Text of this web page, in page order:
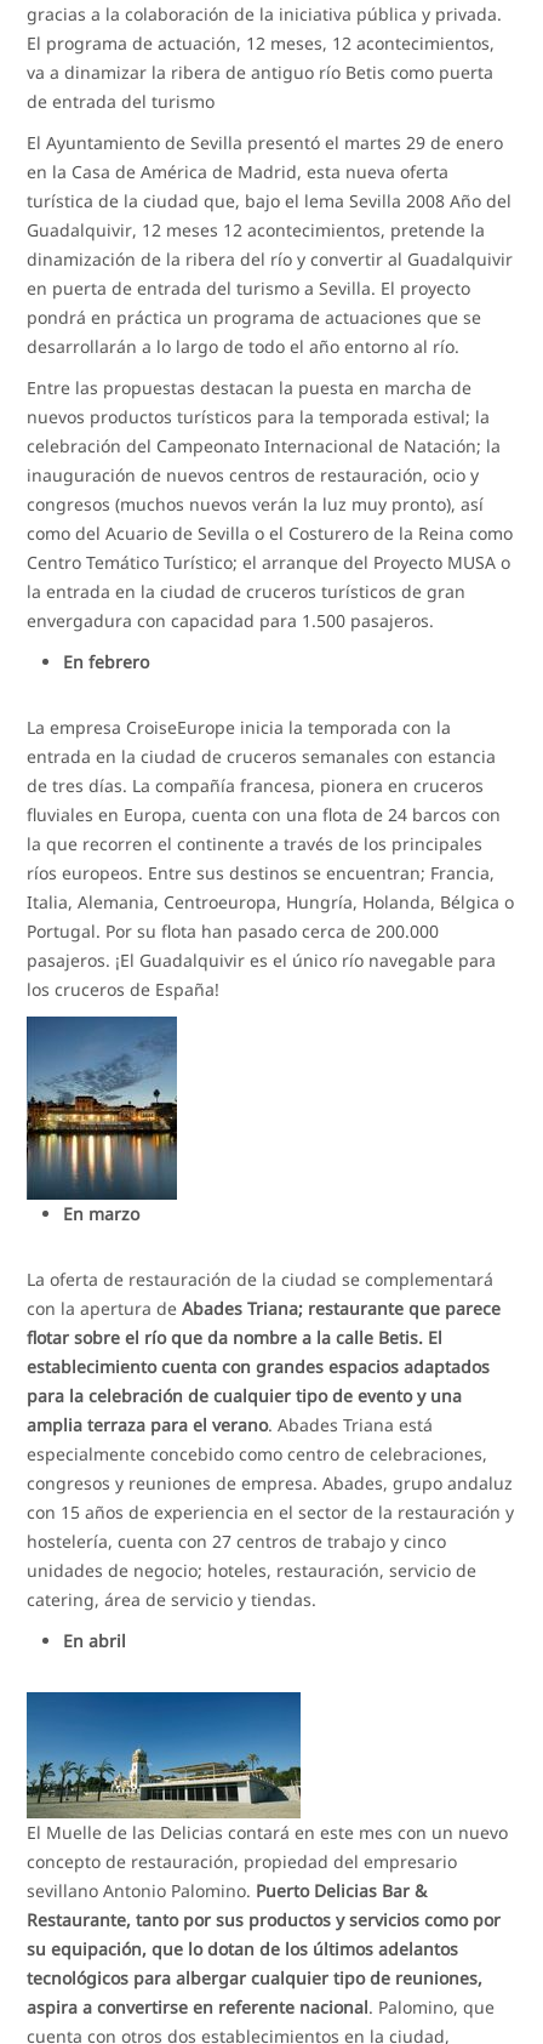
gracias a la colaboración de la iniciativa pública y privada.
El programa de actuación, 12 meses, 12 acontecimientos,
va a dinamizar la ribera de antiguo río Betis como puerta
de entrada del turismo
El Ayuntamiento de Sevilla presentó el martes 29 de enero
en la Casa de América de Madrid, esta nueva oferta
turística de la ciudad que, bajo el lema Sevilla 2008 Año del
Guadalquivir, 12 meses 12 acontecimientos, pretende la
dinamización de la ribera del río y convertir al Guadalquivir
en puerta de entrada del turismo a Sevilla. El proyecto
pondrá en práctica un programa de actuaciones que se
desarrollarán a lo largo de todo el año entorno al río.
Entre las propuestas destacan la puesta en marcha de
nuevos productos turísticos para la temporada estival; la
celebración del Campeonato Internacional de Natación; la
inauguración de nuevos centros de restauración, ocio y
congresos (muchos nuevos verán la luz muy pronto), así
como del Acuario de Sevilla o el Costurero de la Reina como
Centro Temático Turístico; el arranque del Proyecto MUSA o
la entrada en la ciudad de cruceros turísticos de gran
envergadura con capacidad para 1.500 pasajeros.
En febrero
La empresa CroiseEurope inicia la temporada con la
entrada en la ciudad de cruceros semanales con estancia
de tres días. La compañía francesa, pionera en cruceros
fluviales en Europa, cuenta con una flota de 24 barcos con
la que recorren el continente a través de los principales
ríos europeos. Entre sus destinos se encuentran; Francia,
Italia, Alemania, Centroeuropa, Hungría, Holanda, Bélgica o
Portugal. Por su flota han pasado cerca de 200.000
pasajeros. ¡El Guadalquivir es el único río navegable para
los cruceros de España!
En marzo
La oferta de restauración de la ciudad se complementará
con la apertura deAbades Triana; restaurante que parece
flotar sobre el río que da nombre a la calle Betis. El
establecimiento cuenta con grandes espacios adaptados
para la celebración de cualquier tipo de evento y una
amplia terraza para el verano. Abades Triana está
especialmente concebido como centro de celebraciones,
congresos y reuniones de empresa. Abades, grupo andaluz
con 15 años de experiencia en el sector de la restauración y
hostelería, cuenta con 27 centros de trabajo y cinco
unidades de negocio; hoteles, restauración, servicio de
catering, área de servicio y tiendas.
En abril
El Muelle de las Delicias contará en este mes con un nuevo
concepto de restauración, propiedad del empresario
sevillano Antonio Palomino. Puerto Delicias Bar &
Restaurante, tanto por sus productos y servicios como por
su equipación, que lo dotan de los últimos adelantos
tecnológicos para albergar cualquier tipo de reuniones,
aspira a convertirse en referente nacional. Palomino, que
cuenta con otros dos establecimientos en la ciudad,